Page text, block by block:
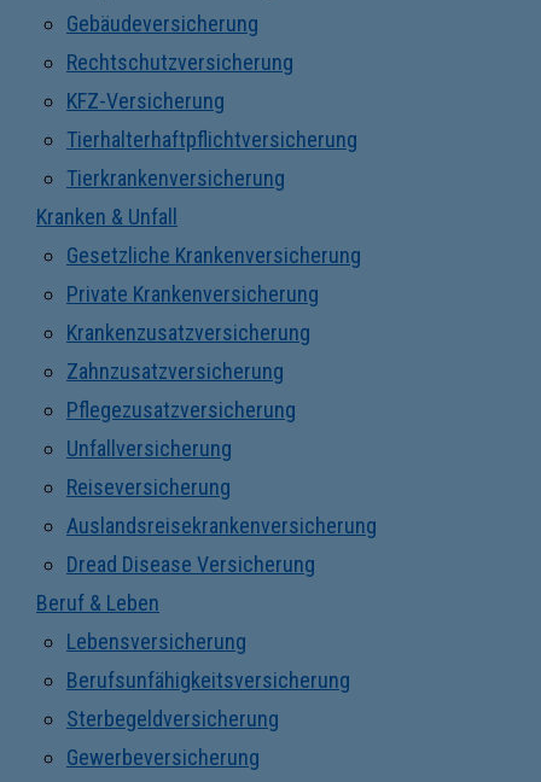
Gebäudeversicherung
Rechtschutzversicherung
KFZ-Versicherung
Tierhalterhaftpflichtversicherung
Tierkrankenversicherung
Kranken & Unfall
Gesetzliche Krankenversicherung
Private Krankenversicherung
Krankenzusatzversicherung
Zahnzusatzversicherung
Pflegezusatzversicherung
Unfallversicherung
Reiseversicherung
Auslandsreisekrankenversicherung
Dread Disease Versicherung
Beruf & Leben
Lebensversicherung
Berufsunfähigkeitsversicherung
Sterbegeldversicherung
Gewerbeversicherung